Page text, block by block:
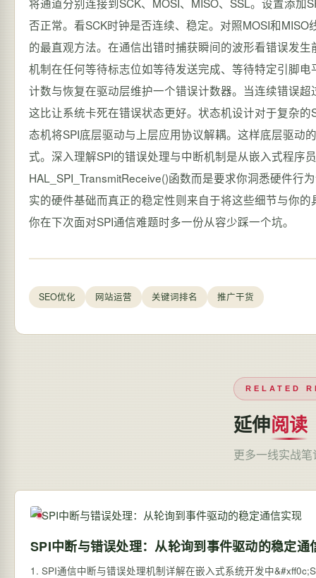
SEO优化 网站运营 关键词排名 推广干货
RELATED
延伸阅读
更多一线实战
SPI中断与错误处理：从轮询到事件驱动的稳定通
1. SPI通信中断与错误处理机制详解在嵌入式系统开发中